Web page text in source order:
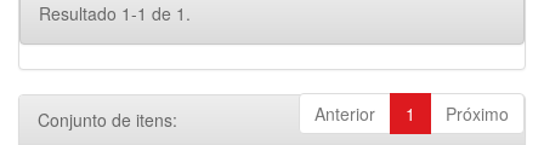
Resultado 1-1 de 1.
Anterior 1 Próximo
Conjunto de itens: